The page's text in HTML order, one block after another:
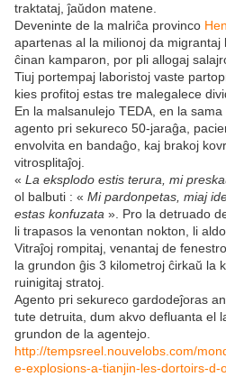
traktataj, ĵaŭdon matene.
Deveninte de la malriĉa provinco
apartenas al la milionoj da migrantaj
ĉinan kamparon, por pli allogaj
Tiuj portempaj laboristoj vaste
kies profitoj estas tre malegalece
En la malsanulejo TEDA, en la sama
agento pri sekureco 50-jaraĝa,
envolvita en bandaĝo, kaj brakoj
vitrosplitaĵoj.
« La eksplodo estis terura, mi
ol balbuti : « Mi pardonpetas, miaj
estas konfuzata ». Pro la detruado
li trapasos la venontan nokton, li
Vitraĵoj rompitaj, venantaj de
la grundon ĝis 3 kilometroj ĉirkaŭ la
ruinigitaj stratoj.
Agento pri sekureco gardodeĵoras
tute detruita, dum akvo defluanta el
grundon de la agentejo.
http://tempsreel.nouvelobs.com/
e-explosions-a-tianjin-les-dortoirs-d-